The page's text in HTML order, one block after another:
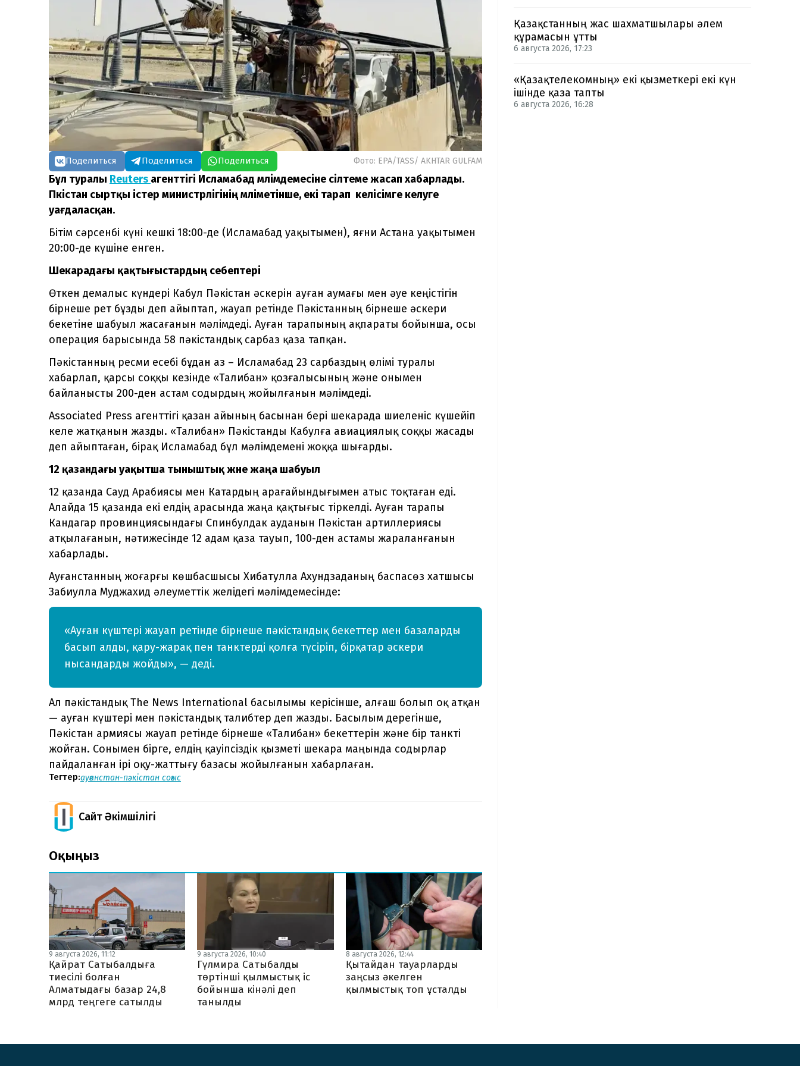
Поделиться Поделиться Поделиться Фото: EPA/TASS/ AKHTAR GULFAM
Бұл туралы Reuters агенттігі Исламабад мәлімдемесіне сілтеме жасап хабарлады.
Пәкістан сыртқы істер министрлігінің мәліметінше, екі тарап келісімге келуге
уағдаласқан.
Бітім сәрсенбі күні кешкі 18:00-де (Исламабад уақытымен), яғни Астана уақытымен
20:00-де күшіне енген.
Шекарадағы қақтығыстардың себептері
Өткен демалыс күндері Кабул Пәкістан әскерін ауған аумағы мен әуе кеңістігін
бірнеше рет бұзды деп айыптап, жауап ретінде Пәкістанның бірнеше әскери
бекетіне шабуыл жасағанын мәлімдеді. Ауған тарапының ақпараты бойынша, осы
операция барысында 58 пәкістандық сарбаз қаза тапқан.
Пәкістанның ресми есебі бұдан аз – Исламабад 23 сарбаздың өлімі туралы
хабарлап, қарсы соққы кезінде «Талибан» қозғалысының және онымен
байланысты 200-ден астам содырдың жойылғанын мәлімдеді.
Associated Press агенттігі қазан айының басынан бері шекарада шиеленіс күшейіп
келе жатқанын жазды. «Талибан» Пәкістанды Кабулға авиациялық соққы жасады
деп айыптаған, бірақ Исламабад бұл мәлімдемені жоққа шығарды.
12 қазандағы уақытша тыныштық және жаңа шабуыл
12 қазанда Сауд Арабиясы мен Катардың арағайындығымен атыс тоқтаған еді.
Алайда 15 қазанда екі елдің арасында жаңа қақтығыс тіркелді. Ауған тарапы
Кандагар провинциясындағы Спинбулдак ауданын Пәкістан артиллериясы
атқылағанын, нәтижесінде 12 адам қаза тауып, 100-ден астамы жараланғанын
хабарлады.
Ауғанстанның жоғарғы көшбасшысы Хибатулла Ахундзаданың баспасөз хатшысы
Забиулла Муджахид әлеуметтік желідегі мәлімдемесінде:
«Ауған күштері жауап ретінде бірнеше пәкістандық бекеттер мен базаларды
басып алды, қару-жарақ пен танктерді қолға түсіріп, бірқатар әскери
нысандарды жойды», — деді.
Ал пәкістандық The News International басылымы керісінше, алғаш болып оқ атқан
— ауған күштері мен пәкістандық талибтер деп жазды. Басылым дерегінше,
Пәкістан армиясы жауап ретінде бірнеше «Талибан» бекеттерін және бір танкті
жойған. Сонымен бірге, елдің қауіпсіздік қызметі шекара маңында содырлар
пайдаланған ірі оқу-жаттығу базасы жойылғанын хабарлаған.
Тегтер:ауғанстан-пәкістан соғыс
Сайт Әкімшілігі
Оқыңыз
9 августа 2026, 11:12
Қайрат Сатыбалдыға
тиесілі болған
Алматыдағы базар 24,8
млрд теңгеге сатылды
9 августа 2026, 10:40
Гүлмира Сатыбалды
төртінші қылмыстық іс
бойынша кінәлі деп
танылды
8 августа 2026, 12:44
Қытайдан тауарларды
заңсыз әкелген
қылмыстық топ ұсталды
Қазақстанның жас шахматшылары әлем
құрамасын ұтты
6 августа 2026, 17:23
«Қазақтелекомның» екі қызметкері екі күн
ішінде қаза тапты
6 августа 2026, 16:28